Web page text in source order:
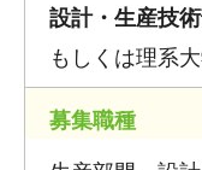
設計・生産技術
もしくは理系
募集職種